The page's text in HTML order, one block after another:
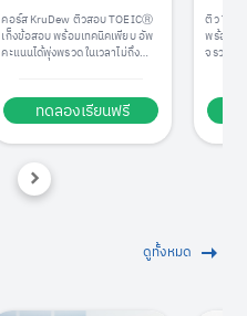
คอร์ส KruDew ติวสอบ TOEICⓇ
เก็งข้อสอบ พร้อมเทคนิคเพียบ อัพ
คะแนนได้พุ่งพรวด ในเวลาไม่ถึง
ทดลองเรียนฟรี
ติว
พร้อมอั
จรวด!
ดูทั้งหมด